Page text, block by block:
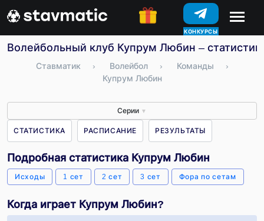
КОНКУРСЫ
Волейбольный клуб Купрум Любин –
Ставматик › Волейбол › Команды
›
Купрум Любин
Серии ▼
СТАТИСТИКА РАСПИСАНИЕ РЕЗУЛЬТАТЫ
Подробная статистика Купрум Любин
Исходы 1 сет 2 сет 3 сет Фора по сетам
Когда играет Купрум Любин?